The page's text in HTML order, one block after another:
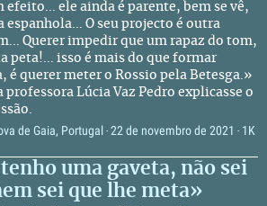
efeito... ele ainda é parente, bem se vê,
espanhola... O seu projecto é outra
Querer impedir que um rapaz do tom,
peta!... isso é mais do que formar
é querer meter o Rossio pela Betesga.»
Lúcia Vaz Pedro explicasse o
de Gaia, Portugal · 22 de novembro de 2021 · 1K
uma gaveta, não sei
sei que lhe meta»